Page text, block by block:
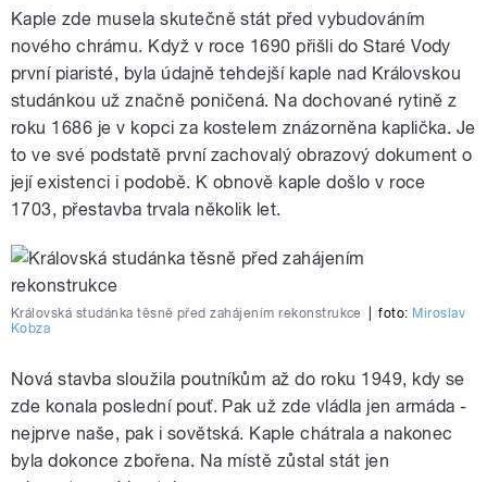
Kaple zde musela skutečně stát před vybudováním
nového chrámu. Když v roce 1690 přišli do Staré Vody
první piaristé, byla údajně tehdejší kaple nad Královskou
studánkou už značně poničená. Na dochované rytině z
roku 1686 je v kopci za kostelem znázorněna kaplička. Je
to ve své podstatě první zachovalý obrazový dokument o
její existenci i podobě. K obnově kaple došlo v roce
1703, přestavba trvala několik let.
Královská studánka těsně před zahájením rekonstrukce foto: Miroslav
Kobza
Nová stavba sloužila poutníkům až do roku 1949, kdy se
zde konala poslední pouť. Pak už zde vládla jen armáda -
nejprve naše, pak i sovětská. Kaple chátrala a nakonec
byla dokonce zbořena. Na místě zůstal stát jen